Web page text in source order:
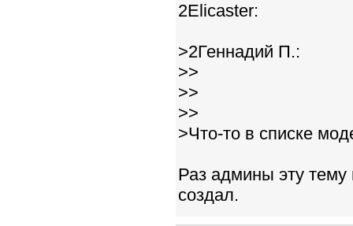
2Elicaster:
>2Геннадий П.:
>>
>>
>>
>Что-то в списке
Раз админы эту тему
создал.